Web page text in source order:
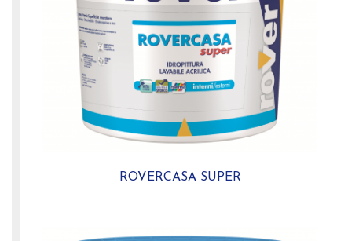
ROVERCASA SUPER